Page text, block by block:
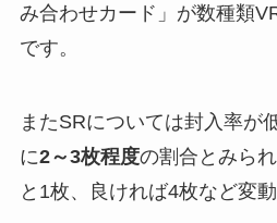
み合わせカード」が数種類
です。
またSRについては封入率が
に2～3枚程度の割合とみら
と1枚、良ければ4枚など変動